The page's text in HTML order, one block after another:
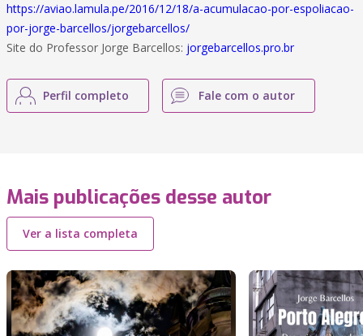
https://aviao.lamula.pe/2016/12/18/a-acumulacao-por-espoliacao-
por-jorge-barcellos/jorgebarcellos/
Site do Professor Jorge Barcellos: jorgebarcellos.pro.br
Perfil completo Fale com o autor
Mais publicações desse autor
Ver a lista completa